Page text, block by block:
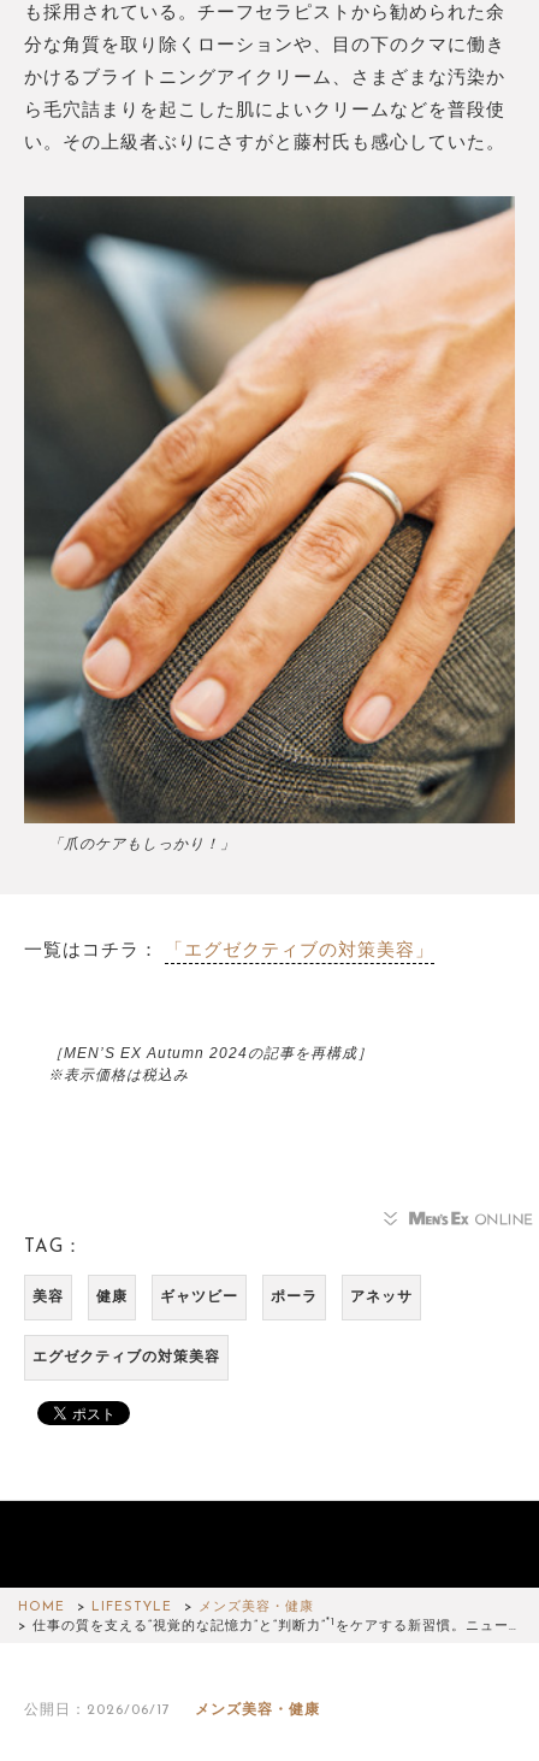
も採用されている。チーフセラピストから勧められた余
分な角質を取り除くローションや、目の下のクマに働き
かけるブライトニングアイクリーム、さまざまな汚染か
ら毛穴詰まりを起こした肌によいクリームなどを普段使
い。その上級者ぶりにさすがと藤村氏も感心していた。
「爪のケアもしっかり！」
一覧はコチラ： 「エグゼクティブの対策美容」
［MEN’S EX Autumn 2024の記事を再構成］
※表示価格は税込み
TAG：
美容 健康 ギャツビー ポーラ アネッサ
エグゼクティブの対策美容
HOME LIFESTYLE
メンズ美容・健康
仕事の質を支える“視覚的な記憶力”と“判断力”*1 をケアする新習慣。ニュー…
公開日：2026/06/17 メンズ美容・健康